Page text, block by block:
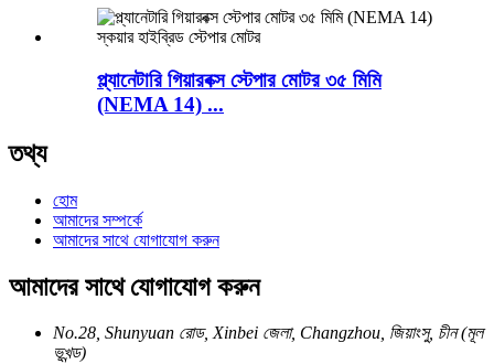
প্ল্যানেটারি গিয়ারবক্স স্টেপার মোটর ৩৫ মিমি
(NEMA 14) ...
তথ্য
হোম
আমাদের সম্পর্কে
আমাদের সাথে যোগাযোগ করুন
আমাদের সাথে যোগাযোগ করুন
No.28, Shunyuan রোড, Xinbei জেলা, Changzhou, জিয়াংসু, চীন (মূল
ভূখন্ড)